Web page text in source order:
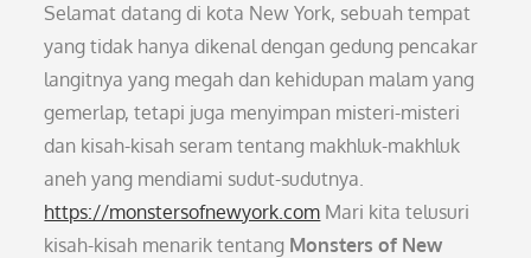
Selamat datang di kota New York, sebuah tempat
yang tidak hanya dikenal dengan gedung pencakar
langitnya yang megah dan kehidupan malam yang
gemerlap, tetapi juga menyimpan misteri-misteri
dan kisah-kisah seram tentang makhluk-makhluk
aneh yang mendiami sudut-sudutnya.
https://monstersofnewyork.com Mari kita telusuri
kisah-kisah menarik tentang Monsters of New